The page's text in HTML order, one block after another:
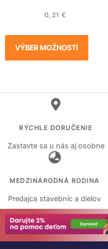
0,21 €
VÝBER MOŽNOSTÍ
RÝCHLE DORUČENIE
Zastavte sa u nás aj osobne
MEDZINÁRODNÁ RODINA
Predajca stavebníc a dielov